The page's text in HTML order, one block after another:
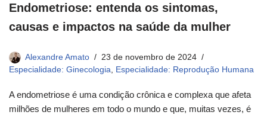
Endometriose: entenda os sintomas,
causas e impactos na saúde da mulher
Alexandre Amato
23 de novembro de 2024
Especialidade: Ginecologia
Especialidade: Reprodução Humana
A endometriose é uma condição crônica e complexa que afeta
milhões de mulheres em todo o mundo e que, muitas vezes, é